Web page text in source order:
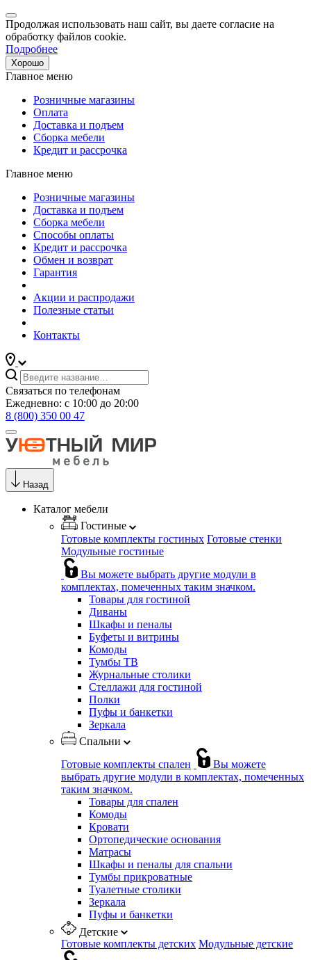
Продолжая использовать наш сайт, вы даете согласие на
обработку файлов cookie.
Подробнее
Хорошо
Главное меню
Розничные магазины
Оплата
Доставка и подъем
Сборка мебели
Кредит и рассрочка
Главное меню
Розничные магазины
Доставка и подъем
Сборка мебели
Способы оплаты
Кредит и рассрочка
Обмен и возврат
Гарантия
Акции и распродажи
Полезные статьи
Контакты
Связаться по телефонам
Ежедневно: с 10:00 до 20:00
8 (800) 350 00 47
Назад
Каталог мебели
Гостиные
Готовые комплекты гостиных Готовые стенки
Модульные гостиные
Вы можете выбрать другие модули в
комплектах, помеченных таким значком.
Товары для гостиной
Диваны
Шкафы и пеналы
Буфеты и витрины
Комоды
Тумбы ТВ
Журнальные столики
Стеллажи для гостиной
Полки
Пуфы и банкетки
Зеркала
Спальни
Готовые комплекты спален
Вы можете
выбрать другие модули в комплектах, помеченных
таким значком.
Товары для спален
Комоды
Кровати
Ортопедические основания
Матрасы
Шкафы и пеналы для спальни
Тумбы прикроватные
Туалетные столики
Зеркала
Пуфы и банкетки
Детские
Готовые комплекты детских Модульные детские